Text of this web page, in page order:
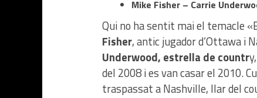
Mike Fisher – Carrie
Qui no ha sentit mai el temacle
Fisher, antic jugador d’Ottawa i
Underwood, estrella de countr
del 2008 i es van casar el 2010.
traspassat a Nashville, llar del